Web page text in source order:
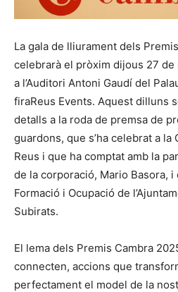
La gala de lliurament dels
celebrarà el pròxim dijous 27
a l’Auditori Antoni Gaudí del
firaReus Events. Aquest dilluns
detalls a la roda de premsa de
guardons, que s’ha celebrat a la
Reus i que ha comptat amb la
de la corporació, Mario Basora, i
Formació i Ocupació de
Subirats.
El lema dels Premis Cambra
connecten, accions que
perfectament el model de la